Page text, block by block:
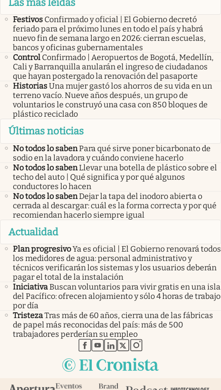
Las más leídas
Festivos Confirmado y oficial | El Gobierno decretó
feriado para el próximo lunes en todo el país y habrá
nuevo fin de semana largo en 2026: cierran escuelas,
bancos y oficinas gubernamentales
Control Confirmado | Aeropuertos de Bogotá, Medellín,
Cali y Barranquilla anularán el ingreso de ciudadanos
que hayan postergado la renovación del pasaporte
HistoriasUna mujer gastó los ahorros de su vida en un
terreno vacío. Nueve años después, un grupo de
voluntarios le construyó una casa con 850 bloques de
plástico reciclado
Últimas noticias
No todos lo sabenPara qué sirve poner bicarbonato de
sodio en la lavadora y cuándo conviene hacerlo
No todos lo sabenLlevar una botella de plástico sobre el
techo del auto | Qué significa y por qué algunos
conductores lo hacen
No todos lo sabenDejar la tapa del inodoro abierta o
cerrada al descargar: cuál es la forma correcta y por qué
recomiendan hacerlo siempre igual
Actualidad
Plan progresivoYa es oficial | El Gobierno renovará todos
los medidores de agua: personal administrativo y
técnicos verificarán los sistemas y los usuarios deberán
pagar el total de la instalación
IniciativaBuscan voluntarios para vivir gratis en una isla
del Pacífico: ofrecen alojamiento y sólo 4 horas de trabajo
por día
TristezaTras más de 60 años, cierra una de las fábricas
de papel más reconocidas del país: más de 500
trabajadores perderían su empleo
abre en nueva pestaña
abre en nueva pestaña
abre en nueva pestaña
abre en nueva pestaña
abre en nueva pestaña